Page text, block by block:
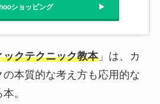
ショッピング
クテクニック教本」は、カ
本質的な考え方も応用的な
。